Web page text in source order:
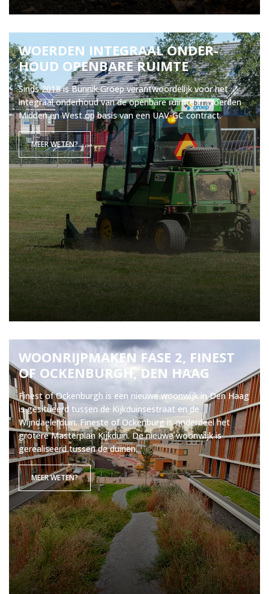
WOER­DEN IN­TE­GRAAL ON­DER­
HOUD OPEN­BA­RE RUIM­TE
Sinds 2018 is Bunnik Groep verantwoordelijk voor het
integraal onderhoud van de openbare ruimte in Woerden
Midden en West op basis van een UAV-GC contract.
MEER WETEN?
WOON­RIJP­MA­KEN FASE 2, FI­NEST
OF OC­KEN­BURGH, DEN HAAG
Finest of Ockenburgh is een nieuwe woonwijk in Den Haag
is gesitueerd tussen de Kijkduinsestraat en de
Wijndaelerduin. Fineste of Ockenburg is onderdeel het
grotere Masterplan Kijkduin. De nieuwe woonwijk is
gerealiseerd tussen de duinen.
MEER WETEN?